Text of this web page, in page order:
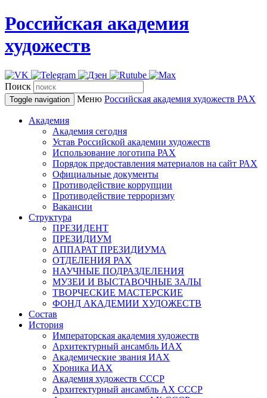
Российская академия
художеств
Поиск
Toggle navigation Меню Российская академия художеств РАХ
Академия
Академия сегодня
Устав Российской академии художеств
Использование логотипа РАХ
Порядок предоставления материалов на сайт РАХ
Официальные документы
Противодействие коррупции
Противодействие терроризму
Вакансии
Структура
ПРЕЗИДЕНТ
ПРЕЗИДИУМ
АППАРАТ ПРЕЗИДИУМА
ОТДЕЛЕНИЯ РАХ
НАУЧНЫЕ ПОДРАЗДЕЛЕНИЯ
МУЗЕИ И ВЫСТАВОЧНЫЕ ЗАЛЫ
ТВОРЧЕСКИЕ МАСТЕРСКИЕ
ФОНД АКАДЕМИИ ХУДОЖЕСТВ
Состав
История
Императорская академия художеств
Архитектурный ансамбль ИАХ
Академические звания ИАХ
Хроника ИАХ
Академия художеств СССР
Архитектурный ансамбль АХ СССР